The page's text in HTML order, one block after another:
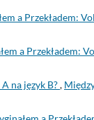
a Przekładem:
a Przekładem:
na język B?,